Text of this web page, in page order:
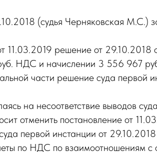
(судья Черняковская М.С.)
11.03.2019 решение от
НДС и начислении 3 556 967
части решение суда первой
на несоответствие выводов
отменить постановление от
первой инстанции от
по НДС по взаимоотношениям с